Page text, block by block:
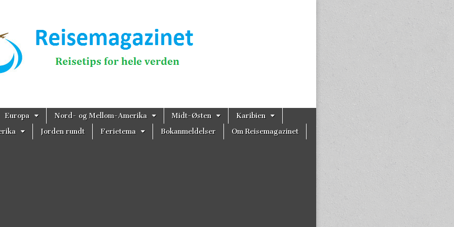
Europa Nord- og Mellom-Amerika Midt-Østen
Karibien
Jorden rundt Ferietema Bokanmeldelser Om Reisemagazinet